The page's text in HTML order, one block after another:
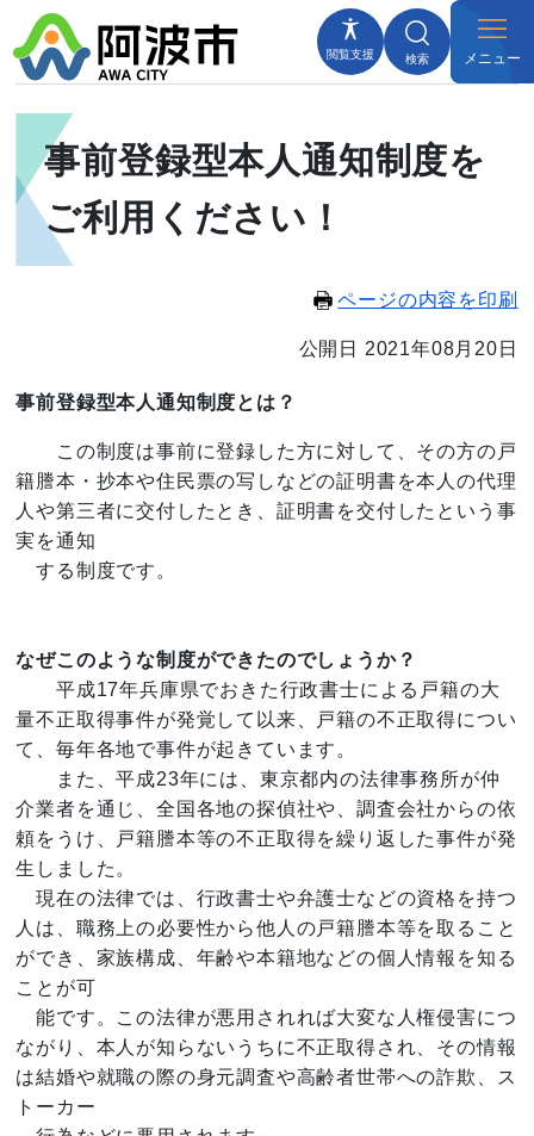
閲覧支援 検索 メニュー
事前登録型本人通知制度を
ご利用ください！
ページの内容を印刷
公開日 2021年08月20日
事前登録型本人通知制度とは？
この制度は事前に登録した方に対して、その方の戸
籍謄本・抄本や住民票の写しなどの証明書を本人の代理
人や第三者に交付したとき、証明書を交付したという事
実を通知
する制度です。
なぜこのような制度ができたのでしょうか？
平成17年兵庫県でおきた行政書士による戸籍の大
量不正取得事件が発覚して以来、戸籍の不正取得につい
て、毎年各地で事件が起きています。
また、平成23年には、東京都内の法律事務所が仲
介業者を通じ、全国各地の探偵社や、調査会社からの依
頼をうけ、戸籍謄本等の不正取得を繰り返した事件が発
生しました。
現在の法律では、行政書士や弁護士などの資格を持つ
人は、職務上の必要性から他人の戸籍謄本等を取ること
ができ、家族構成、年齢や本籍地などの個人情報を知る
ことが可
能です。この法律が悪用されれば大変な人権侵害につ
ながり、本人が知らないうちに不正取得され、その情報
は結婚や就職の際の身元調査や高齢者世帯への詐欺、ス
トーカー